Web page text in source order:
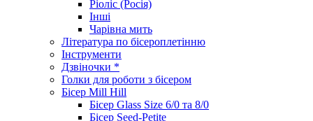
Ріоліс (Росія)
Інші
Чарівна мить
Література по бісероплетінню
Інструменти
Дзвіночки *
Голки для роботи з бісером
Бісер Mill Hill
Бісер Glass Size 6/0 та 8/0
Бісер Seed-Petite